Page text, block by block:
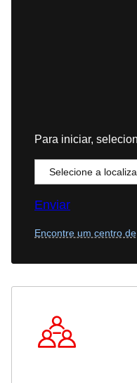
Para iniciar,
Enviar
Encontre um centro